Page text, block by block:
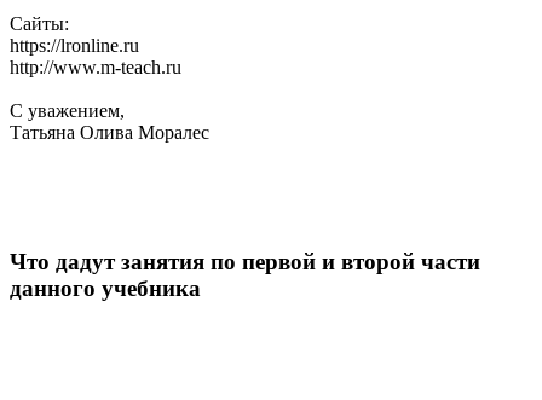
Сайты:
https://lronline.ru
http://www.m-teach.ru
С уважением,
Татьяна Олива Моралес
Что дадут занятия по первой и второй части
данного учебника